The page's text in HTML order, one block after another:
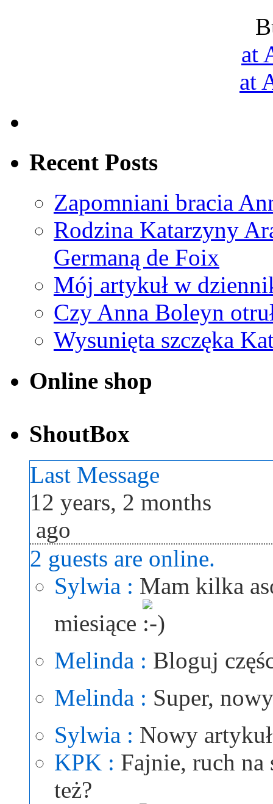
at
at
Recent Posts
Zapomniani bracia
Rodzina Katarzyny
Germaną de Foix
Mój artykuł w
Czy Anna Boleyn
Wysunięta szczęka
Online shop
ShoutBox
Last Message
12 years, 2 months
ago
2 guests are online.
Sylwia : Mam kilka
miesiące
Melinda : Bloguj
Melinda : Super,
Sylwia : Nowy
KPK : Fajnie, ruch
też?